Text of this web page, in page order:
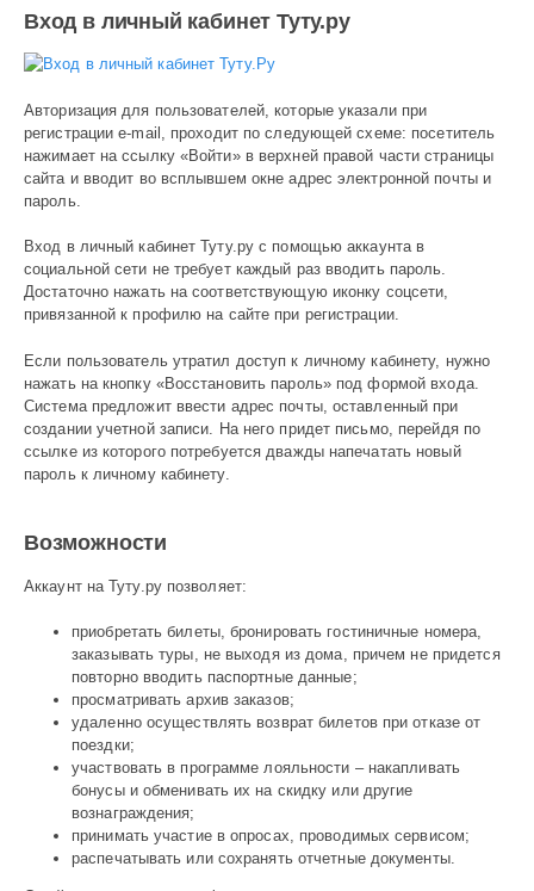
Вход в личный кабинет Туту.ру
Авторизация для пользователей, которые указали при
регистрации e-mail, проходит по следующей схеме: посетитель
нажимает на ссылку «Войти» в верхней правой части страницы
сайта и вводит во всплывшем окне адрес электронной почты и
пароль.
Вход в личный кабинет Туту.ру с помощью аккаунта в
социальной сети не требует каждый раз вводить пароль.
Достаточно нажать на соответствующую иконку соцсети,
привязанной к профилю на сайте при регистрации.
Если пользователь утратил доступ к личному кабинету, нужно
нажать на кнопку «Восстановить пароль» под формой входа.
Система предложит ввести адрес почты, оставленный при
создании учетной записи. На него придет письмо, перейдя по
ссылке из которого потребуется дважды напечатать новый
пароль к личному кабинету.
Возможности
Аккаунт на Туту.ру позволяет:
приобретать билеты, бронировать гостиничные номера,
заказывать туры, не выходя из дома, причем не придется
повторно вводить паспортные данные;
просматривать архив заказов;
удаленно осуществлять возврат билетов при отказе от
поездки;
участвовать в программе лояльности – накапливать
бонусы и обменивать их на скидку или другие
вознаграждения;
принимать участие в опросах, проводимых сервисом;
распечатывать или сохранять отчетные документы.